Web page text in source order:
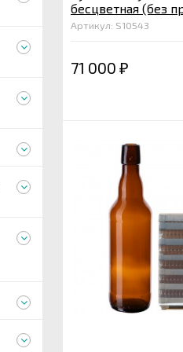
бесцветная (без
паллет 1008 шт.
Артикул: S10543
71 000 ₽